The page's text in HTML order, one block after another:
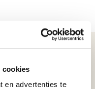
cookies
en advertenties te
KLAAR!